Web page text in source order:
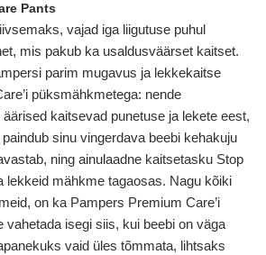
Pants
vajad iga liigutuse puhul
mis pakub ka usaldusväärset kaitset.
parim mugavus ja lekkekaitse
püksmähkmetega: nende
kaitsevad punetuse ja lekete eest,
sinu vingerdava beebi kehakuju
ning ainulaadne kaitsetasku Stop
lekkeid mähkme tagaosas. Nagu kõiki
on ka Pampers Premium Care’i
vahetada isegi siis, kui beebi on väga
vaid üles tõmmata, lihtsaks